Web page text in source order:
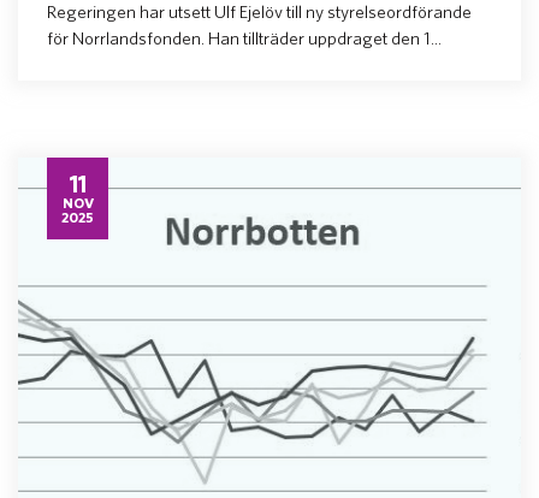
Regeringen har utsett Ulf Ejelöv till ny styrelseordförande
för Norrlandsfonden. Han tillträder uppdraget den 1...
11
NOV
2025